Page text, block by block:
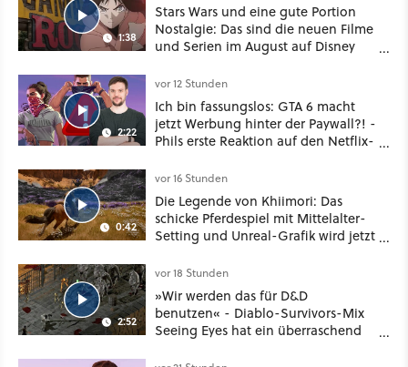
1:38
Stars Wars und eine gute Portion
Nostalgie: Das sind die neuen Filme
und Serien im August auf Disney
2:22
vor 12 Stunden
Ich bin fassungslos: GTA 6 macht
jetzt Werbung hinter der Paywall?! -
Phils erste Reaktion auf den Netflix-
0:42
vor 16 Stunden
Die Legende von Khiimori: Das
schicke Pferdespiel mit Mittelalter-
Setting und Unreal-Grafik wird jetzt
2:52
vor 18 Stunden
»Wir werden das für D&D
benutzen« - Diablo-Survivors-Mix
Seeing Eyes hat ein überraschend